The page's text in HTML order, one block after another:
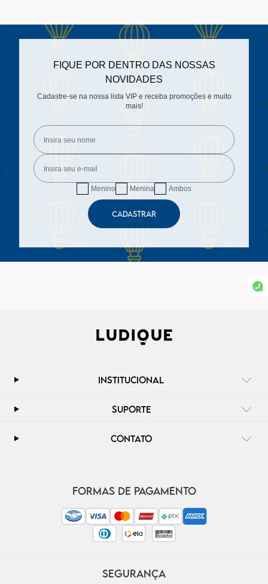
FIQUE POR DENTRO DAS NOSSAS
NOVIDADES
Cadastre-se na nossa lista VIP e receba promoções e muito
mais!
Menino Menina Ambos
CADASTRAR
INSTITUCIONAL
SUPORTE
CONTATO
FORMAS DE PAGAMENTO
SEGURANÇA